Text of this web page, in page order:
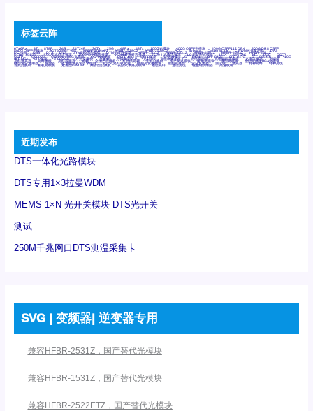
标签云阵
6Tx6Rx 8T 8T8R 24R 24T24R 24Tx 25G 48Rx 48Tx 100G光模块 400G OSFP光模块 400G QSFP112 DR4 800G DR8 OSFP
800G OSFP光模块 AD7606国产替代 AFBR-57B4APZ AFBR-1528CZ AFBR-2528CZ AOC Bypass Camera Link CWDM波分复用器 DAS
DC~4M DSS DTS DVS GYMB光纤连接器 GYM光纤连接器 HFBR-1531Z HFBR-2531Z HFBR-4501Z HFBR-4503Z HFBR-4511Z
HFBR-4513Z J599A6光纤连接器 J599A8光电连接器 J599MT光纤连接器 J599Ⅰ光电连接器 LC超短型光模块 LGA Mini SAS MT POB QSFP
QSFP+ QSFP28 QSFP28 100G光模块 QSFP28笼座 QSFP 40G QSFP笼座 RP连接器 SFF-8431 SFF-8436 SFF-8472 SFF-8654 4i SFP 10G
SFP MSA SFP笼座 Z-BLOCK 万兆交换机 交换机 光切换仪OLP 光开关 光模块笼子座子 光电探测器 光电编码器模块 光电连接器 光端机
光纤激光器 光纤跳线 光纤连接器 光耦 全国产交换机 军品级光耦 千兆交换机 国产化光模块 射频光模块 微型光模块 微型可插拔BGA光模块
微型波分复用器 探测器 收发模块光学引擎组件 机架式光纤收发器 模拟光发射模块 模拟光器件 波分复用器 测试版 激光器 特种光纤 特种光缆
百兆交换机 相机光模块 紧凑型DWDM 网管型交换机 表贴式单路光模块 通信光纤 通信光缆 铌酸锂调制器 高速线缆
近期发布
DTS一体化光路模块
DTS专用1×3拉曼WDM
MEMS 1×N 光开关模块 DTS光开关
测试
250M千兆网口DTS测温采集卡
SVG | 变频器| 逆变器专用
兼容HFBR-2531Z，国产替代光模块
兼容HFBR-1531Z，国产替代光模块
兼容HFBR-2522ETZ，国产替代光模块